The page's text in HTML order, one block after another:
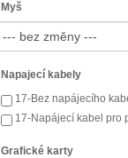
Myš
Napajecí kabely
17-Bez napájecího
17-Napájecí kabel pro
Grafické karty